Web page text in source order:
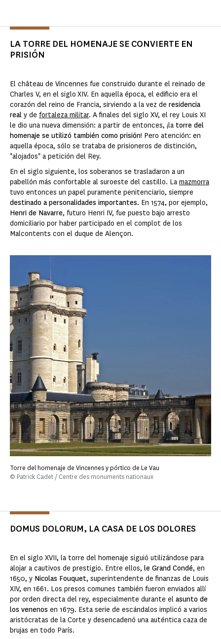
LA TORRE DEL HOMENAJE SE CONVIERTE EN
PRISIÓN
El château de Vincennes fue construido durante el reinado de
Charles V, en el siglo XIV. En aquella época, el edificio era el
corazón del reino de Francia, sirviendo a la vez de residencia
real y de fortaleza militar. A finales del siglo XV, el rey Louis XI
le dio una nueva dimensión: a partir de entonces, ¡la torre del
homenaje se utilizó también como prisión! Pero atención: en
aquella época, sólo se trataba de prisioneros de distinción,
"alojados" a petición del Rey.
En el siglo siguiente, los soberanos se trasladaron a un
pabellón más confortable al suroeste del castillo. La mazmorra
tuvo entonces un papel puramente penitenciario, siempre
destinado a personalidades importantes. En 1574, por ejemplo,
Henri de Navarre, futuro Henri IV, fue puesto bajo arresto
domiciliario por haber participado en el complot de los
Malcontents con el duque de Alençon.
Torre del homenaje de Vincennes y pórtico de Le Vau
© Patrick Cadet / Centre des monuments nationaux
DOMUS DOLORUM, LA CASA DE LOS DOLORES
En el siglo XVII, la torre del homenaje siguió utilizándose para
alojar a cautivos de prestigio. Entre ellos, le Grand Condé, en
1650, y Nicolas Fouquet, superintendente de finanzas de Louis
XIV, en 1661. Los presos comunes también fueron enviados allí
por orden directa del rey, especialmente durante el asunto de
los venenos en 1679. Esta serie de escándalos implicó a varios
aristócratas de la Corte y desencadenó una auténtica caza de
brujas en todo París.